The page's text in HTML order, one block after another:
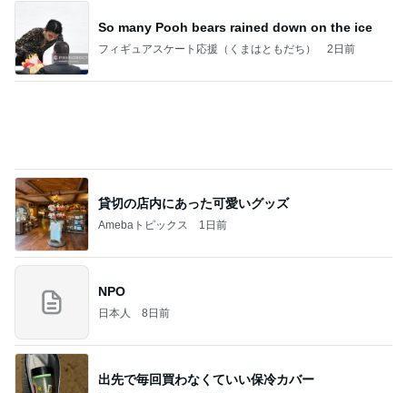
So many Pooh bears rained down on the ice
フィギュアスケート応援（くまはともだち） 2日前
貸切の店内にあった可愛いグッズ
Amebaトピックス 1日前
NPO
日本人 8日前
出先で毎回買わなくていい保冷カバー